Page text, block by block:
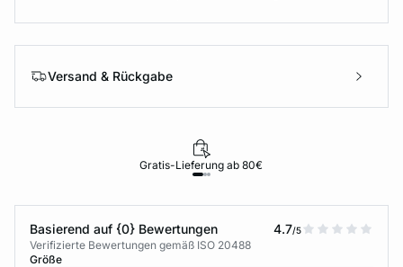
Versand & Rückgabe
Gratis-Lieferung ab 80€
Basierend auf {0} Bewertungen 4.7/5
Verifizierte Bewertungen gemäß ISO 20488
Größe